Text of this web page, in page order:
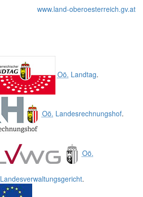
www.land-oberoesterreich.gv.at
Oö. Landtag.
Oö. Landesrechnungshof.
Oö.
Landesverwaltungsgericht.